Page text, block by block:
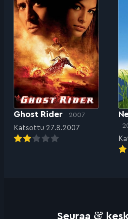
Ghost Rider 2007
Katsottu 27.8.2007
Seuraa &